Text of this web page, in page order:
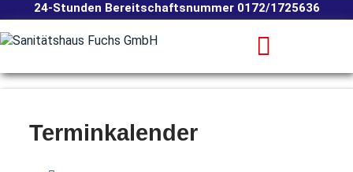
24-Stunden Bereitschaftsnummer 0172/1725636
Terminkalender